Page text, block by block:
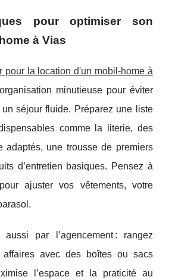
pour optimiser son
à Vias
pour la location d'un mobil-home à
minutieuse pour éviter
séjour fluide. Préparez une liste
comme la literie, des
adaptés, une trousse de premiers
d’entretien basiques. Pensez à
ajuster vos vêtements, votre
par l’agencement : rangez
affaires avec des boîtes ou sacs
l’espace et la praticité au